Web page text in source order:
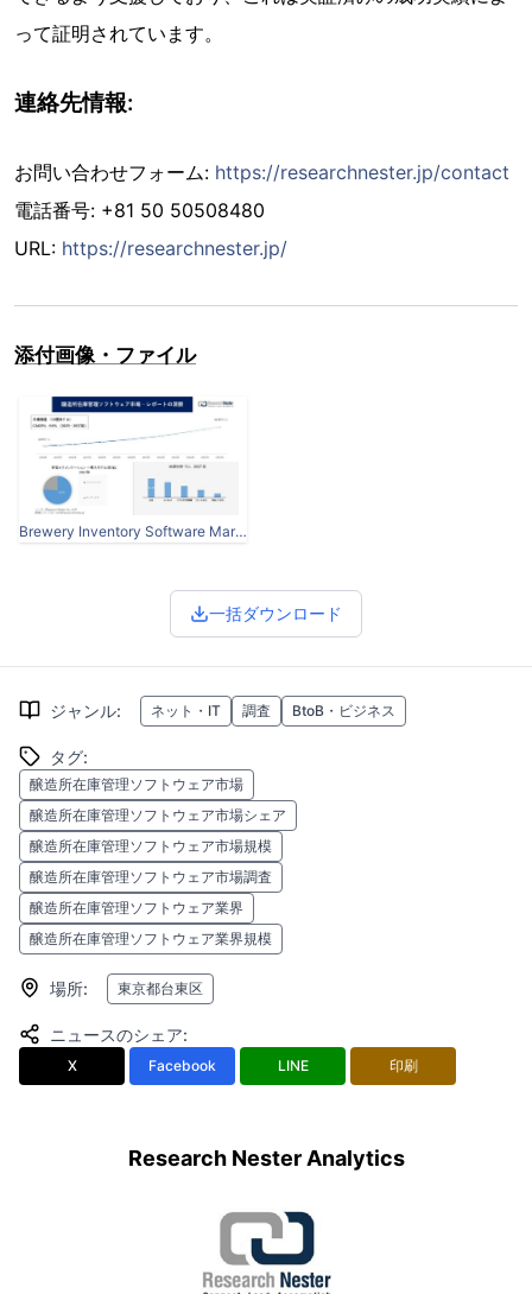
って証明されています。
連絡先情報:
お問い合わせフォーム: https://researchnester.jp/contact
電話番号: +81 50 50508480
URL: https://researchnester.jp/
添付画像・ファイル
Brewery Inventory Software Market.JPG
一括ダウンロード
ジャンル: ネット・IT 調査 BtoB・ビジネス
タグ:
醸造所在庫管理ソフトウェア市場
醸造所在庫管理ソフトウェア市場シェア
醸造所在庫管理ソフトウェア市場規模
醸造所在庫管理ソフトウェア市場調査
醸造所在庫管理ソフトウェア業界
醸造所在庫管理ソフトウェア業界規模
場所: 東京都台東区
ニュースのシェア:
X Facebook LINE 印刷
Research Nester Analytics